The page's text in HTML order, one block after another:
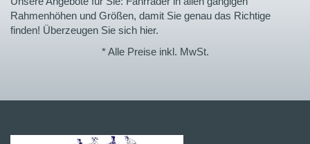
Rahmenhöhen und Größen, damit Sie genau das Richtige
finden! Überzeugen Sie sich hier.
* Alle Preise inkl. MwSt.